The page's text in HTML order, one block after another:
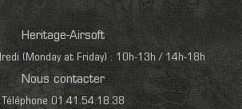
Heritage-Airsoft
(Monday at Friday) : 10h-13h / 14h-18h
Nous contacter
Téléphone 01.41.54.18.38